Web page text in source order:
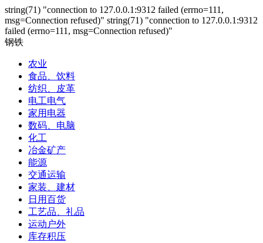
string(71) "connection to 127.0.0.1:9312 failed (errno=111,
msg=Connection refused)" string(71) "connection to 127.0.0.1:9312
failed (errno=111, msg=Connection refused)"
钢铁
农业
食品、饮料
纺织、皮革
电工电气
家用电器
数码、电脑
化工
冶金矿产
能源
交通运输
家装、建材
日用百货
工艺品、礼品
运动户外
库存积压